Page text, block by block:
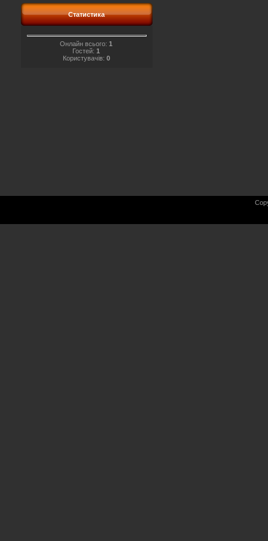
Статистика
Онлайн всього:1
Гостей:1
Користувачів: 0